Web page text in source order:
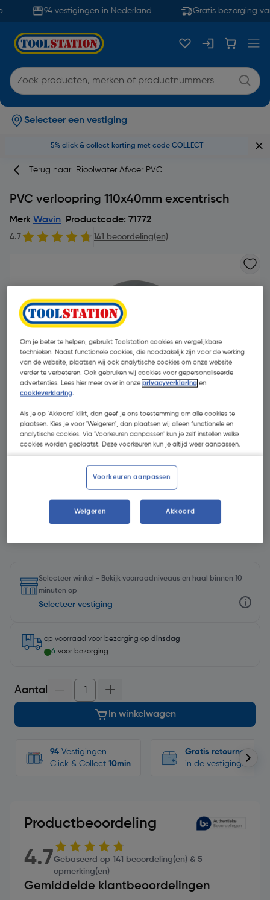
94 vestigingen in Nederland Gratis bezorging
Selecteer een vestiging
5% click & collect korting met code COLLECT
Terug naar Rioolwater Afvoer PVC
PVC verloopring 110x40mm excentrisch
Merk Wavin Productcode: 71772
4.7 141 beoordeling(en)
| Excl. btw € 2,50
Kies productvariant
Selecteer winkel - Bekijk voorraadniveaus en haal binnen 10
minuten op
Selecteer vestiging
op voorraad voor bezorging op dinsdag
6 voor bezorging
Aantal
In winkelwagen
94 Vestigingen
Click & Collect 10min
Gratis retourneren
in de vestigingen
Productbeoordeling
4.7Gebaseerd op 141 beoordeling(en) & 5
opmerking(en)
Gemiddelde klantbeoordelingen
Om je beter te helpen, gebruikt Toolstation cookies en vergelijkbare
technieken. Naast functionele cookies, die noodzakelijk zijn voor de werking
van de website, plaatsen wij ook analytische cookies om onze website
verder te verbeteren. Ook gebruiken wij cookies voor gepersonaliseerde
advertenties. Lees hier meer over in onzeprivacyverklaring en
cookieverklaring.
Als je op 'Akkoord' klikt, dan geef je ons toestemming om alle cookies te
plaatsen. Kies je voor 'Weigeren', dan plaatsen wij alleen functionele en
analytische cookies. Via 'Voorkeuren aanpassen' kun je zelf instellen welke
cookies worden geplaatst. Deze voorkeuren kun je altijd weer aanpassen.
Voorkeuren aanpassen
Weigeren Akkoord